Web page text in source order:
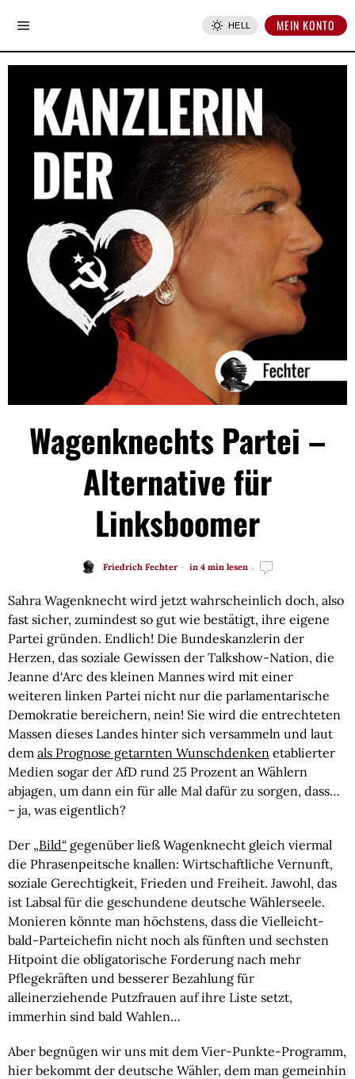
HELL MEIN KONTO
Wagenknechts Partei –
Alternative für
Linksboomer
Friedrich Fechter in 4 min lesen
Sahra Wagenknecht wird jetzt wahrscheinlich doch, also
fast sicher, zumindest so gut wie bestätigt, ihre eigene
Partei gründen. Endlich! Die Bundeskanzlerin der
Herzen, das soziale Gewissen der Talkshow-Nation, die
Jeanne d‘Arc des kleinen Mannes wird mit einer
weiteren linken Partei nicht nur die parlamentarische
Demokratie bereichern, nein! Sie wird die entrechteten
Massen dieses Landes hinter sich versammeln und laut
dem als Prognose getarnten Wunschdenken etablierter
Medien sogar der AfD rund 25 Prozent an Wählern
abjagen, um dann ein für alle Mal dafür zu sorgen, dass…
– ja, was eigentlich?
Der „Bild“ gegenüber ließ Wagenknecht gleich viermal
die Phrasenpeitsche knallen: Wirtschaftliche Vernunft,
soziale Gerechtigkeit, Frieden und Freiheit. Jawohl, das
ist Labsal für die geschundene deutsche Wählerseele.
Monieren könnte man höchstens, dass die Vielleicht-
bald-Parteichefin nicht noch als fünften und sechsten
Hitpoint die obligatorische Forderung nach mehr
Pflegekräften und besserer Bezahlung für
alleinerziehende Putzfrauen auf ihre Liste setzt,
immerhin sind bald Wahlen…
Aber begnügen wir uns mit dem Vier-Punkte-Programm,
hier bekommt der deutsche Wähler, dem man gemeinhin